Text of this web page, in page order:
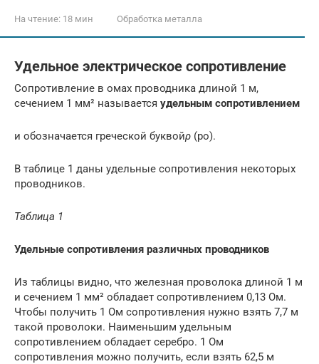
На чтение: 18 мин Обработка металла
Удельное электрическое сопротивление
Сопротивление в омах проводника длиной 1 м,
сечением 1 мм² называется удельным сопротивлением
и обозначается греческой буквойρ (ро).
В таблице 1 даны удельные сопротивления некоторых
проводников.
Таблица 1
Удельные сопротивления различных проводников
Из таблицы видно, что железная проволока длиной 1 м
и сечением 1 мм² обладает сопротивлением 0,13 Ом.
Чтобы получить 1 Ом сопротивления нужно взять 7,7 м
такой проволоки. Наименьшим удельным
сопротивлением обладает серебро. 1 Ом
сопротивления можно получить, если взять 62,5 м